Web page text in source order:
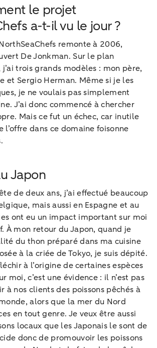
le projet
a-t-il vu le jour ?
remonte à 2006,
De Jonkman. Sur le plan
trois grands modèles : mon père,
et Sergio Herman. Même si je les
je ne voulais pas simplement
J’ai donc commencé à chercher
Mais ce fut un échec, car inutile
l’offre dans ce domaine foisonne
Japon
de deux ans, j’ai effectué beaucoup
mais aussi en Espagne et au
ont eu un impact important sur moi
À mon retour du Japon, quand je
du thon préparé dans ma cuisine
à la criée de Tokyo, je suis dépité.
à l’origine de certaines espèces
moi, c’est une évidence : il n’est pas
à nos clients des poissons pêchés à
alors que la mer du Nord
en tout genre. Je veux être aussi
locaux que les Japonais le sont de
donc de promouvoir les poissons